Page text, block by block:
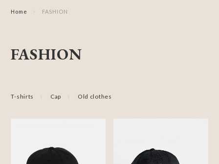
Home FASHION
FASHION
T-shirts Cap Old clothes